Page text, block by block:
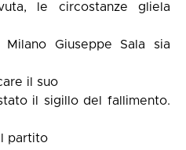
le circostanze gliela
Giuseppe Sala sia
il suo
il sigillo del fallimento.
partito